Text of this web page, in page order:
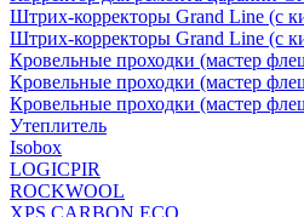
Штрих-корректоры Grand Line (с
Штрих-корректоры Grand Line (с
Кровельные проходки (мастер
Кровельные проходки (мастер
Кровельные проходки (мастер
Утеплитель
Isobox
LOGICPIR
ROCKWOOL
XPS CARBON ECO